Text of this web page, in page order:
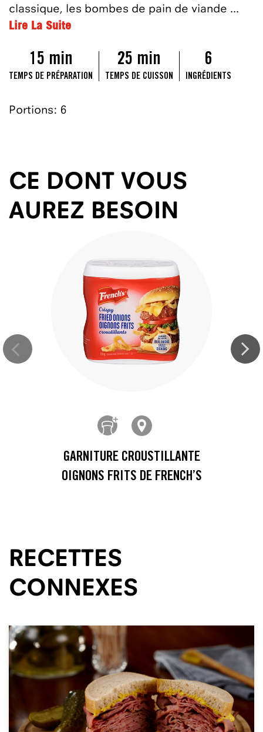
classique, les bombes de pain de viande ...
Lire La Suite
15 min
TEMPS DE PRÉPARATION
25 min
TEMPS DE CUISSON
6
INGRÉDIENTS
Portions: 6
CE DONT VOUS
AUREZ BESOIN
GARNITURE CROUSTILLANTE
OIGNONS FRITS DE FRENCH’S
RECETTES
CONNEXES